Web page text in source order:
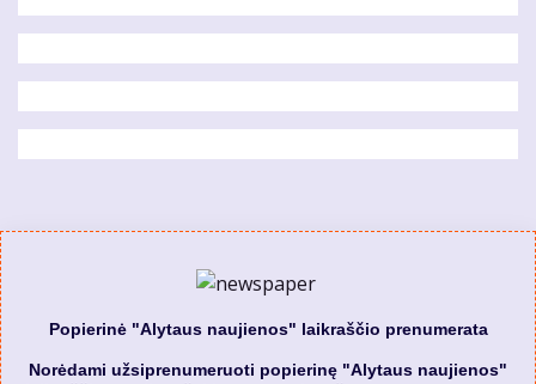
Popierinė "Alytaus naujienos" laikraščio prenumerata
Norėdami užsiprenumeruoti popierinę "Alytaus naujienos"